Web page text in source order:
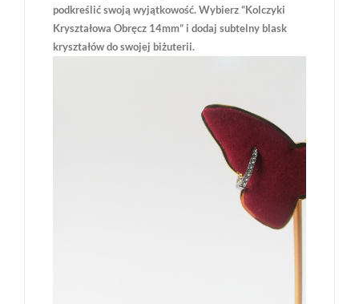
podkreślić swoją wyjątkowość. Wybierz “Kolczyki
Kryształowa Obręcz 14mm” i dodaj subtelny blask
kryształów do swojej biżuterii.